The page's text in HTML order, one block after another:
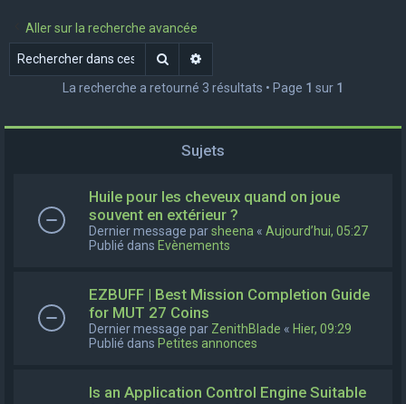
Aller sur la recherche avancée
Rechercher
La recherche a retourné 3 résultats • Page 1 sur 1
Sujets
Huile pour les cheveux quand on joue
souvent en extérieur ?
Dernier message parsheena « Aujourd’hui, 05:27
Publié dans Evènements
EZBUFF | Best Mission Completion Guide
for MUT 27 Coins
Dernier message par ZenithBlade « Hier, 09:29
Publié dans Petites annonces
Is an Application Control Engine Suitable